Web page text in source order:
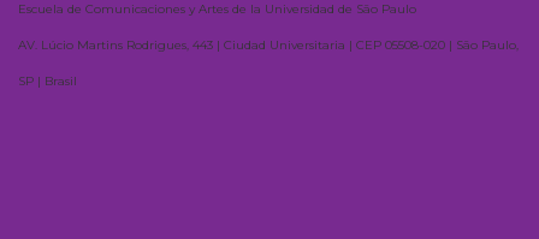
Escuela de Comunicaciones y Artes de la Universidad de São Paulo
AV. Lúcio Martins Rodrigues, 443 | Ciudad Universitaria | CEP 05508-020 | São Paulo,
SP | Brasil